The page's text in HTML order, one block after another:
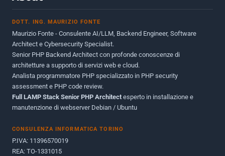
Giugno 2012
Maggio 2011
Dicembre 2010
Ottobre 2010
Maggio 2010
Giugno 2009
DOTT. ING. MAURIZIO FONTE
Maurizio Fonte - Consulente AI/LLM, Backend Engineer, Software
Architect e Cybersecurity Specialist.
Senior PHP Backend Architect con profonde conoscenze di
architetture a supporto di servizi web e cloud.
Analista programmatore PHP specializzato in PHP security
assessment e PHP code review.
Full LAMP Stack Senior PHP Architect esperto in installazione e
manutenzione di webserver Debian / Ubuntu
CONSULENZA INFORMATICA TORINO
P.IVA: 11396570019
REA: TO-1331015